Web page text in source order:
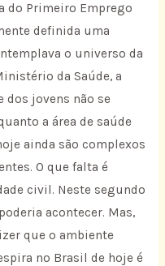
do Primeiro Emprego
definida uma
o universo da
da Saúde, a
dos jovens não se
a área de saúde
ainda são complexos
O que falta é
civil. Neste segundo
acontecer. Mas,
que o ambiente
no Brasil de hoje é